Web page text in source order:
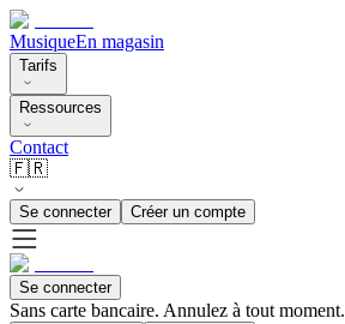
MusiqueEn magasin
Tarifs
Ressources
Contact
🇫🇷
Se connecter Créer un compte
Se connecter
Sans carte bancaire. Annulez à tout moment.